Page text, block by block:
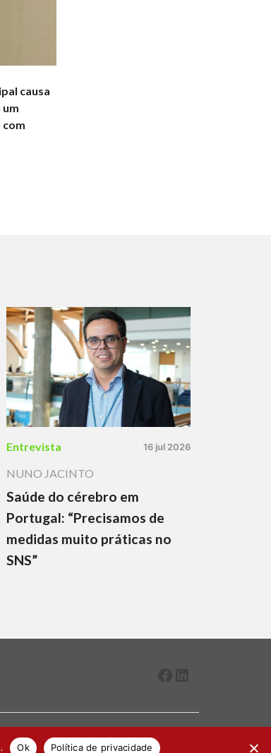
causa
com
Entrevista 16 jul 2026
NUNO JACINTO
Saúde do cérebro em
Portugal: “Precisamos de
medidas muito práticas no
SNS”
Ok Política de privacidade